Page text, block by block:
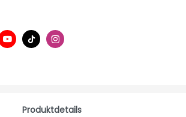
Produktdetails